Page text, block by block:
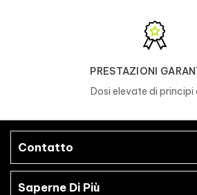
PRESTAZIONI
Dosi elevate di
Contatto
Saperne Di Più